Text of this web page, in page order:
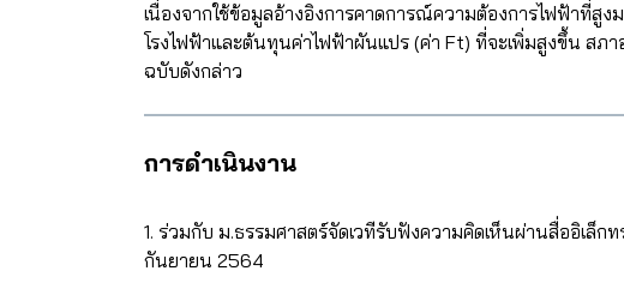
เนื่องจากใช้ข้อมูลอ้างอิงการคาดการณ์ความต้องการไฟฟ้าที่สู
โรงไฟฟ้าและต้นทุนค่าไฟฟ้าผันแปร (ค่า Ft) ที่จะเพิ่มสูงขึ้น สภ
ฉบับดังกล่าว
การดำเนินงาน
1. ร่วมกับ ม.ธรรมศาสตร์จัดเวทีรับฟังความคิดเห็นผ่านสื่ออิเล็
กันยายน 2564